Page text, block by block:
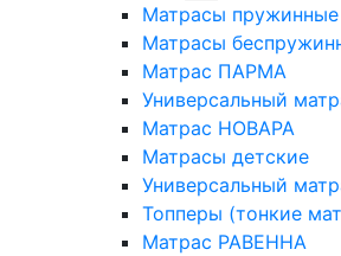
Матрасы пружинные
Матрасы
Матрас ПАРМА
Универсальный
Матрас НОВАРА
Матрасы детские
Универсальный
Топперы (тонкие
Матрас РАВЕННА